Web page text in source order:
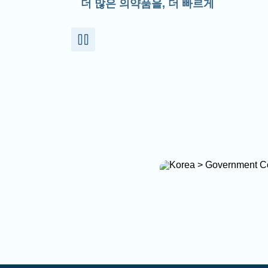
더 많은 의약품을, 더 빠르게